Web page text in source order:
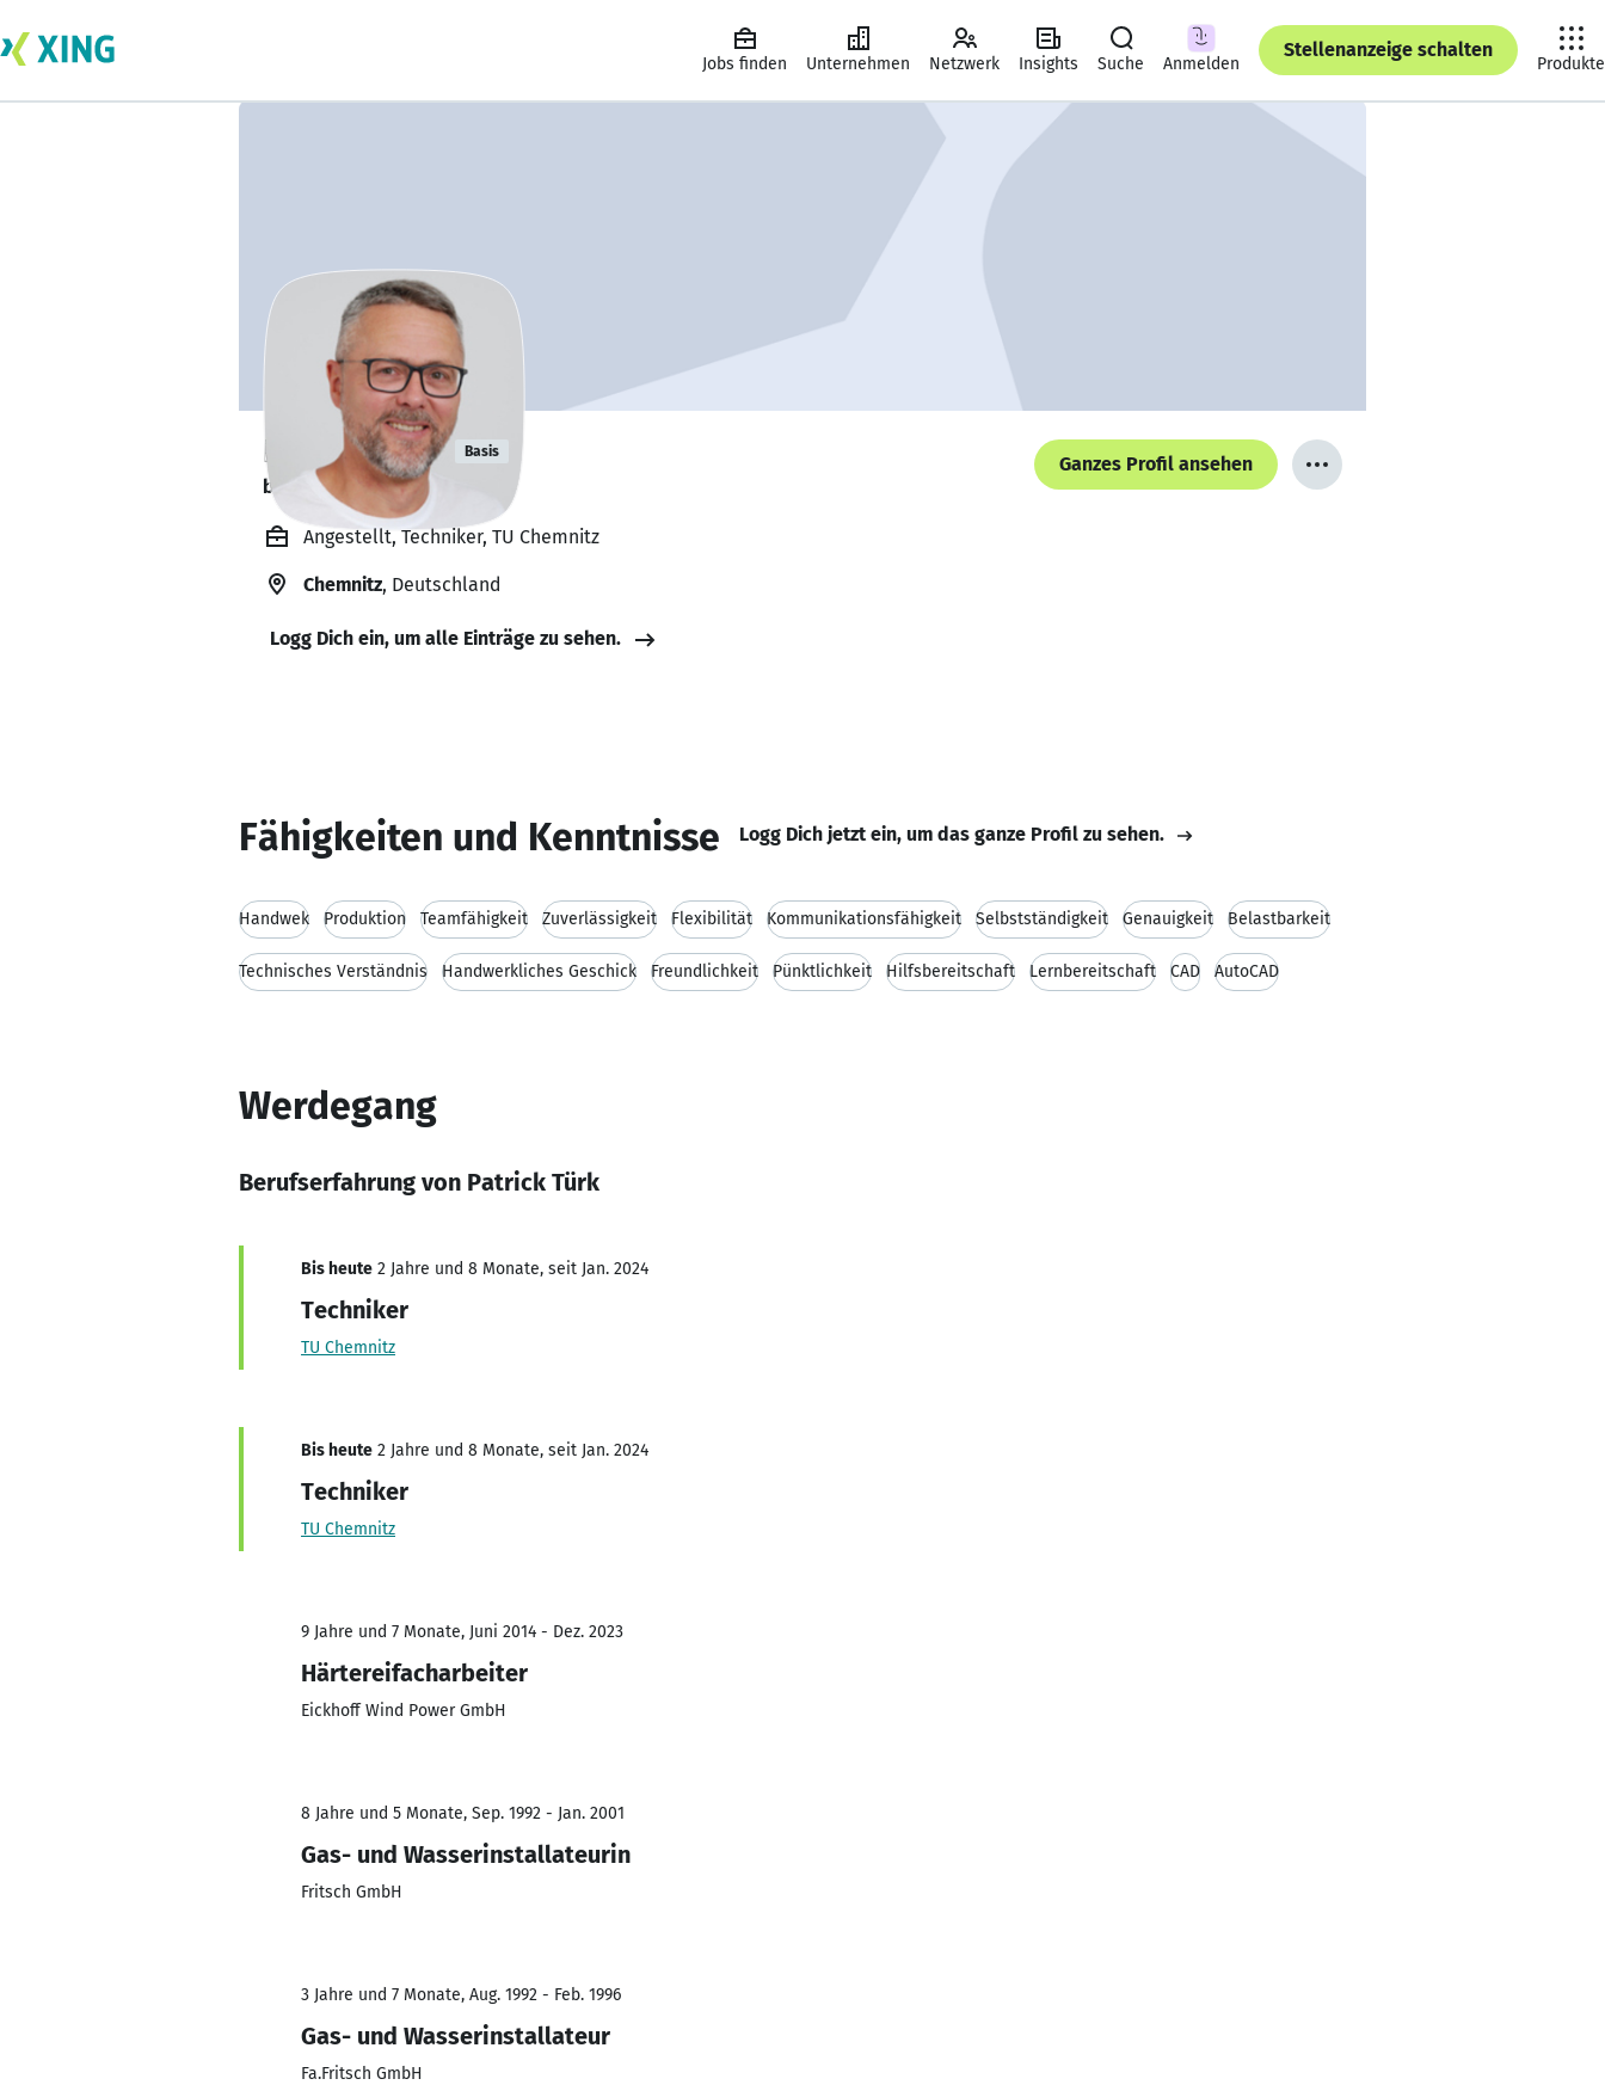
Jobs finden Unternehmen Netzwerk Insights Suche Anmelden
Stellenanzeige schalten
Produkte
Patrick Türk Basis
bildet sich zurzeit weiter. 🎓
Ganzes Profil ansehen
Angestellt, Techniker, TU Chemnitz
Chemnitz, Deutschland
Logg Dich ein, um alle Einträge zu sehen.
Fähigkeiten und Kenntnisse Logg Dich jetzt ein, um das ganze Profil zu sehen.
Handwek Produktion Teamfähigkeit Zuverlässigkeit Flexibilität Kommunikationsfähigkeit Selbstständigkeit Genauigkeit Belastbarkeit
Technisches Verständnis Handwerkliches Geschick Freundlichkeit Pünktlichkeit Hilfsbereitschaft Lernbereitschaft CAD AutoCAD
Werdegang
Berufserfahrung von Patrick Türk
Bis heute 2 Jahre und 8 Monate, seit Jan. 2024
Techniker
TU Chemnitz
Bis heute 2 Jahre und 8 Monate, seit Jan. 2024
Techniker
TU Chemnitz
9 Jahre und 7 Monate, Juni 2014 - Dez. 2023
Härtereifacharbeiter
Eickhoff Wind Power GmbH
8 Jahre und 5 Monate, Sep. 1992 - Jan. 2001
Gas- und Wasserinstallateurin
Fritsch GmbH
3 Jahre und 7 Monate, Aug. 1992 - Feb. 1996
Gas- und Wasserinstallateur
Fa.Fritsch GmbH